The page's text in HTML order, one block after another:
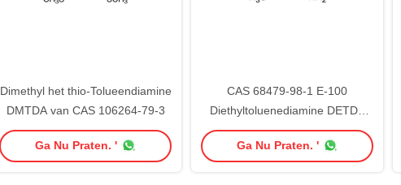
Dimethyl het thio-Tolueendiamine
DMTDA van CAS 106264-79-3
Ga Nu Praten. '
CAS 68479-98-1 E-100
Diethyltoluenediamine DETDA
coatingsadditieven
Ga Nu Praten. '